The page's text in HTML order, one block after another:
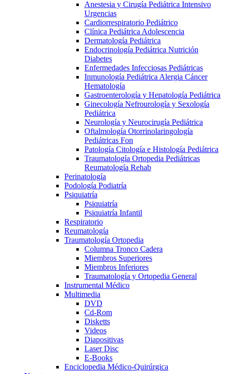
Anestesia y Cirugía Pediátrica Intensivo
Urgencias
Cardiorrespiratorio Pediátrico
Clínica Pediátrica Adolescencia
Dermatología Pediátrica
Endocrinología Pediátrica Nutrición
Diabetes
Enfermedades Infecciosas Pediátricas
Inmunología Pediátrica Alergia Cáncer
Hematología
Gastroenterología y Hepatología Pediátrica
Ginecología Nefrourología y Sexología
Pediátrica
Neurología y Neurocirugía Pediátrica
Oftalmología Otorrinolaringología
Pediátricas Fon
Patología Citología e Histología Pediátrica
Traumatología Ortopedia Pediátricas
Reumatología Rehab
Perinatología
Podología Podiatría
Psiquiatría
Psiquiatría
Psiquiatría Infantil
Respiratorio
Reumatología
Traumatología Ortopedia
Columna Tronco Cadera
Miembros Superiores
Miembros Inferiores
Traumatología y Ortopedia General
Instrumental Médico
Multimedia
DVD
Cd-Rom
Disketts
Videos
Diapositivas
Laser Disc
E-Books
Enciclopedia Médico-Quirúrgica